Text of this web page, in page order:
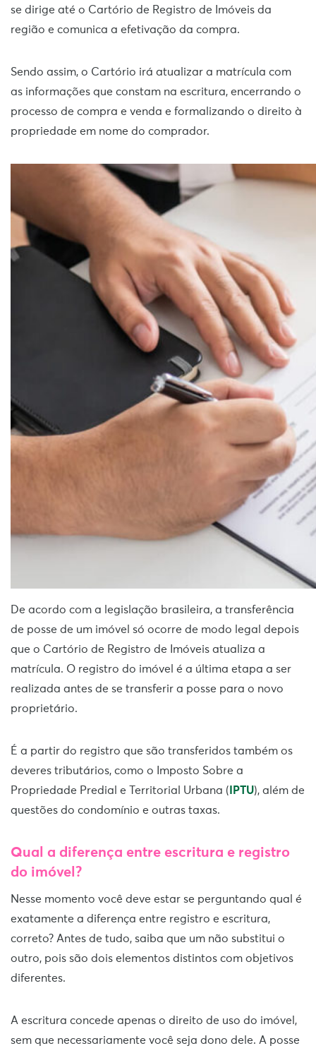
se dirige até o Cartório de Registro de Imóveis da
região e comunica a efetivação da compra.
Sendo assim, o Cartório irá atualizar a matrícula com
as informações que constam na escritura, encerrando o
processo de compra e venda e formalizando o direito à
propriedade em nome do comprador.
De acordo com a legislação brasileira, a transferência
de posse de um imóvel só ocorre de modo legal depois
que o Cartório de Registro de Imóveis atualiza a
matrícula. O registro do imóvel é a última etapa a ser
realizada antes de se transferir a posse para o novo
proprietário.
É a partir do registro que são transferidos também os
deveres tributários, como o Imposto Sobre a
Propriedade Predial e Territorial Urbana ( IPTU), além de
questões do condomínio e outras taxas.
Qual a diferença entre escritura e registro
do imóvel?
Nesse momento você deve estar se perguntando qual é
exatamente a diferença entre registro e escritura,
correto? Antes de tudo, saiba que um não substitui o
outro, pois são dois elementos distintos com objetivos
diferentes.
A escritura concede apenas o direito de uso do imóvel,
sem que necessariamente você seja dono dele. A posse